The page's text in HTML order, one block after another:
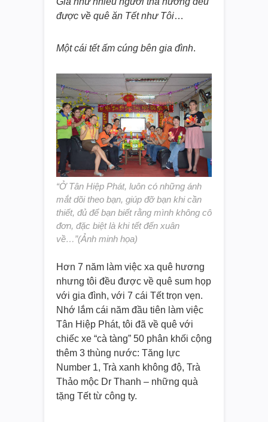
được về quê ăn Tết như Tôi…
Một cái tết ấm cúng bên gia đình.
“Ở Tân Hiệp Phát, luôn có những ánh
mắt dõi theo bạn, giúp đỡ bạn khi cần
thiết, đủ để bạn biết rằng mình không cô
đơn, đặc biệt là khi tết đến xuân
về…”(Ảnh minh họa)
Hơn 7 năm làm việc xa quê hương
nhưng tôi đều được về quê sum họp
với gia đình, với 7 cái Tết trọn vẹn.
Nhớ lắm cái năm đầu tiên làm việc
Tân Hiệp Phát, tôi đã về quê với
chiếc xe “cà tàng” 50 phân khối cộng
thêm 3 thùng nước: Tăng lực
Number 1, Trà xanh không độ, Trà
Thảo mộc Dr Thanh – những quà
tặng Tết từ công ty.